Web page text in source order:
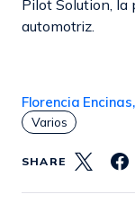
Pilot Solution,
automotriz.
Florencia
Varios
SHARE